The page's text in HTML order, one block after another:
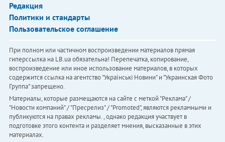
Редакция
Политики и стандарты
Пользовательское соглашение
При полном или частичном воспроизведении материалов прямая
гиперссылка на LB.ua обязательна! Перепечатка, копирование,
воспроизведение или иное использование материалов, в которых
содержится ссылка на агентство "Українськi Новини" и "Украинская Фото
Группа" запрещено.
Материалы, которые размещаются на сайте с меткой "Реклама" /
"Новости компаний" / "Пресрелиз" / "Promoted", являются рекламными и
публикуются на правах рекламы. , однако редакция участвует в
подготовке этого контента и разделяет мнения, высказанные в этих
материалах.